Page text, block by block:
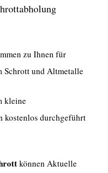
zu Ihnen für
Schrott und Altmetalle
kleine
kostenlos durchgeführt
können Aktuelle